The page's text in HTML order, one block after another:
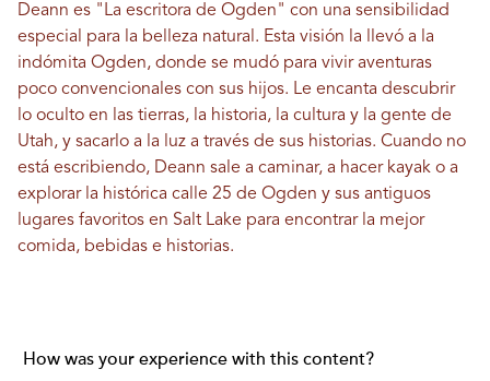
Deann es "La escritora de Ogden" con una sensibilidad
especial para la belleza natural. Esta visión la llevó a la
indómita Ogden, donde se mudó para vivir aventuras
poco convencionales con sus hijos. Le encanta descubrir
lo oculto en las tierras, la historia, la cultura y la gente de
Utah, y sacarlo a la luz a través de sus historias. Cuando no
está escribiendo, Deann sale a caminar, a hacer kayak o a
explorar la histórica calle 25 de Ogden y sus antiguos
lugares favoritos en Salt Lake para encontrar la mejor
comida, bebidas e historias.